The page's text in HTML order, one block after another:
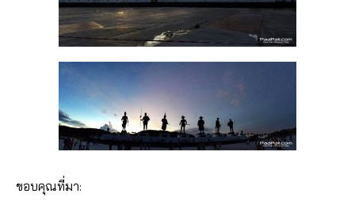
ขอบคุณที่มา: